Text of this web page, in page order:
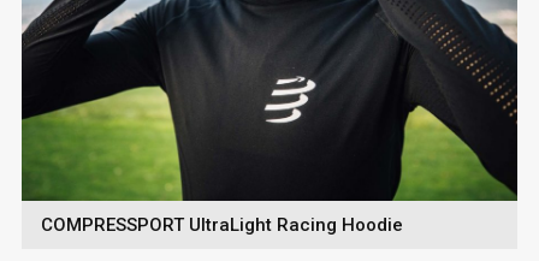
COMPRESSPORT UltraLight Racing Hoodie